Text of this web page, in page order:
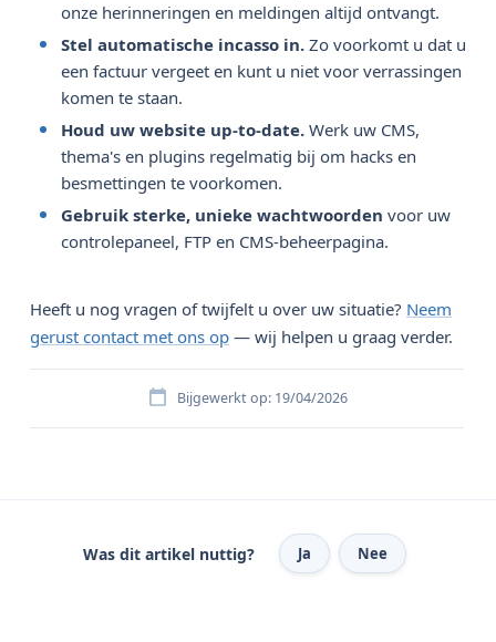
onze herinneringen en meldingen altijd ontvangt.
Stel automatische incasso in. Zo voorkomt u dat u
een factuur vergeet en kunt u niet voor verrassingen
komen te staan.
Houd uw website up-to-date. Werk uw CMS,
thema's en plugins regelmatig bij om hacks en
besmettingen te voorkomen.
Gebruik sterke, unieke wachtwoorden voor uw
controlepaneel, FTP en CMS-beheerpagina.
Heeft u nog vragen of twijfelt u over uw situatie? Neem
gerust contact met ons op — wij helpen u graag verder.
Bijgewerkt op: 19/04/2026
Was dit artikel nuttig? Ja Nee